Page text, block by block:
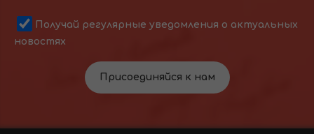
Получай регулярные уведомления о актуальных
новостях
Присоединяйся к нам